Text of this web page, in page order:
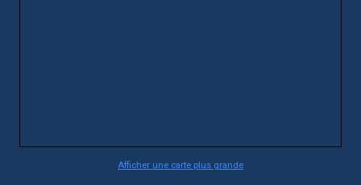
Afficher une carte plus grande